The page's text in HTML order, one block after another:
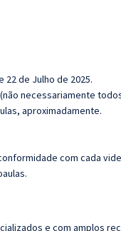
22 de Julho de 2025.
necessariamente
aproximadamente.
com cada
e com amplos